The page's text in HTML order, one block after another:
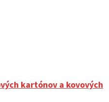
kartónov a kovových